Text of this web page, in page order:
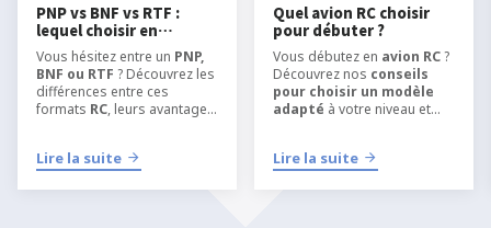
PNP vs BNF vs RTF :
lequel choisir en
modélisme RC ?
Vous hésitez entre un PNP,
BNF ou RTF ? Découvrez les
différences entre ces
formats RC, leurs avantages
équipement et votre manière
Lire la suite
Quel avion RC choisir
pour débuter ?
Vous débutez en avion RC?
Découvrez nos conseils
pour choisir un modèle
adapté à votre niveau et
les meilleures conditions.
Lire la suite